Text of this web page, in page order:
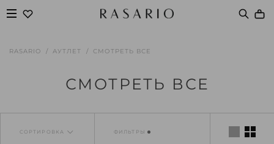
RASARIO АУТЛЕТ СМОТРЕТЬ ВСЕ
СМОТРЕТЬ ВСЕ
СОРТИРОВКА ФИЛЬТРЫ